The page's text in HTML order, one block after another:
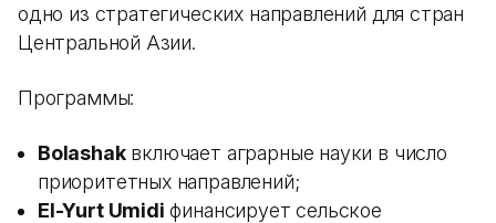
одно из стратегических направлений для стран
Центральной Азии.
Программы:
Bolashakвключает аграрные науки в число
приоритетных направлений;
El-Yurt Umidi финансирует сельское